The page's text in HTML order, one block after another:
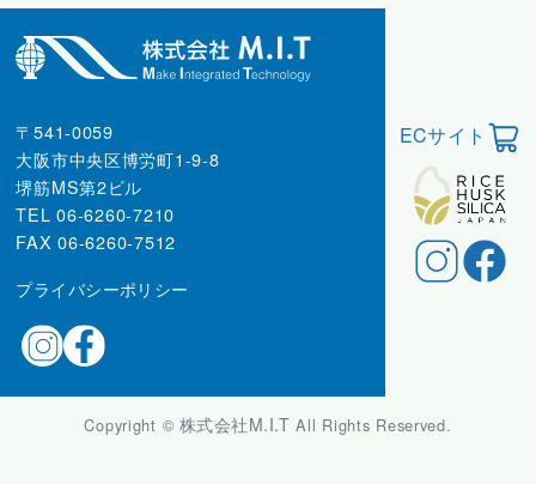
〒541-0059
大阪市中央区博労町1-9-8
堺筋MS第2ビル
TEL 06-6260-7210
FAX 06-6260-7512
プライバシーポリシー
ECサイト
Copyright ©株式会社M.I.TAll Rights Reserved.